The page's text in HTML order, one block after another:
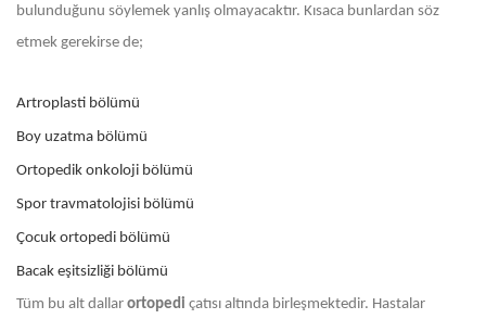
bulunduğunu söylemek yanlış olmayacaktır. Kısaca bunlardan söz
etmek gerekirse de;
Artroplasti bölümü
Boy uzatma bölümü
Ortopedik onkoloji bölümü
Spor travmatolojisi bölümü
Çocuk ortopedi bölümü
Bacak eşitsizliği bölümü
Tüm bu alt dallar ortopedi çatısı altında birleşmektedir. Hastalar